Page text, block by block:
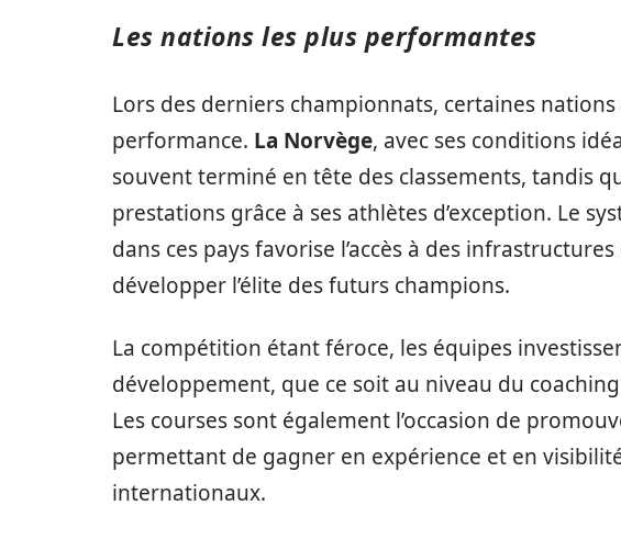
Les nations les plus performantes
Lors des derniers championnats, certaines
performance. La Norvège, avec ses conditions
souvent terminé en tête des classements, tandis
prestations grâce à ses athlètes d’exception. Le
dans ces pays favorise l’accès à des
développer l’élite des futurs champions.
La compétition étant féroce, les équipes
développement, que ce soit au niveau du
Les courses sont également l’occasion de
permettant de gagner en expérience et en
internationaux.